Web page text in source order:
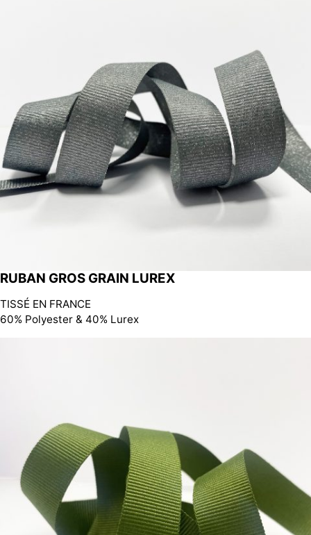
RUBAN GROS GRAIN LUREX
TISSÉ EN FRANCE
60% Polyester & 40% Lurex